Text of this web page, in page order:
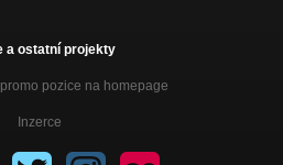
a ostatní projekty
pozice na homepage
Inzerce